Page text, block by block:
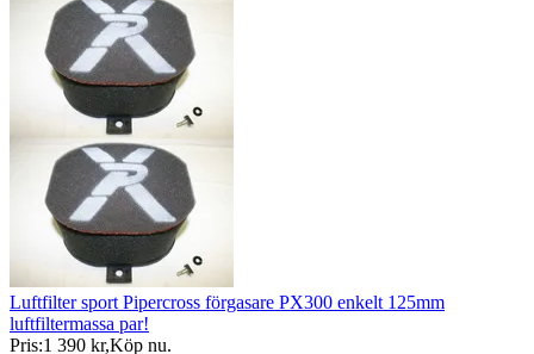
Luftfilter sport Pipercross förgasare PX300 enkelt 125mm
luftfiltermassa par!
Pris:1 390 kr,Köp nu.